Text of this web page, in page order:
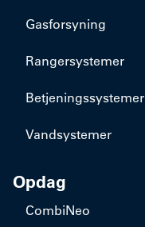
Gasforsyning
Rangersystemer
Betjeningssystemer
Vandsystemer
Opdag
CombiNeo